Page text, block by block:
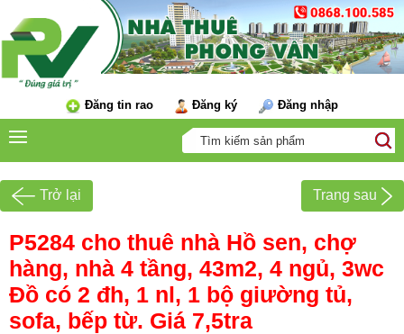
Đăng tin rao Đăng ký Đăng nhập
Trở lại Trang sau
P5284 cho thuê nhà Hồ sen, chợ
hàng, nhà 4 tầng, 43m2, 4 ngủ, 3wc
Đồ có 2 đh, 1 nl, 1 bộ giường tủ,
sofa, bếp từ. Giá 7,5tra